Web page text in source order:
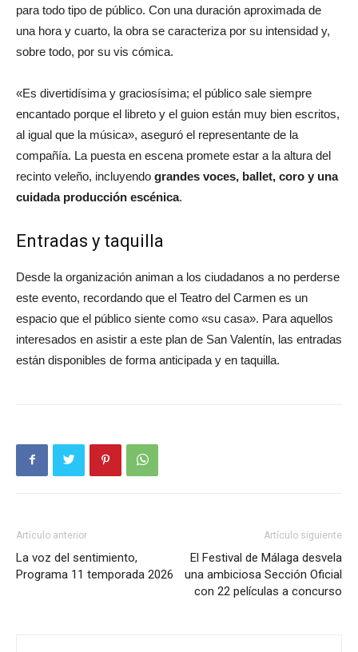
para todo tipo de público. Con una duración aproximada de
una hora y cuarto, la obra se caracteriza por su intensidad y,
sobre todo, por su vis cómica.
«Es divertidísima y graciosísima; el público sale siempre
encantado porque el libreto y el guion están muy bien escritos,
al igual que la música», aseguró el representante de la
compañía. La puesta en escena promete estar a la altura del
recinto veleño, incluyendo grandes voces, ballet, coro y una
cuidada producción escénica.
Entradas y taquilla
Desde la organización animan a los ciudadanos a no perderse
este evento, recordando que el Teatro del Carmen es un
espacio que el público siente como «su casa». Para aquellos
interesados en asistir a este plan de San Valentín, las entradas
están disponibles de forma anticipada y en taquilla.
Artículo anterior
La voz del sentimiento,
Programa 11 temporada 2026
Artículo siguiente
El Festival de Málaga desvela
una ambiciosa Sección Oficial
con 22 películas a concurso